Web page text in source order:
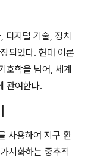
디지털 기술, 정치
되었다. 현대 이론
호학을 넘어, 세계
관여한다.
사용하여 지구 환
시화하는 중추적